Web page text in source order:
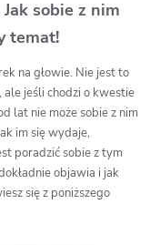
sobie z nim
temat!
na głowie. Nie jest to
jeśli chodzi o kwestie
lat nie może sobie z nim
im się wydaje,
poradzić sobie z tym
objawia i jak
się z poniższego